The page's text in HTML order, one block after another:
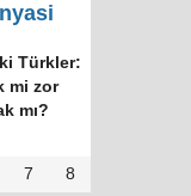
Türkler:
mi zor
mı?
7 8